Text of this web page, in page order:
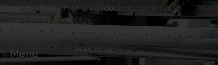
por metros
en una calidad excepcional y
precios inigualables.
Menú